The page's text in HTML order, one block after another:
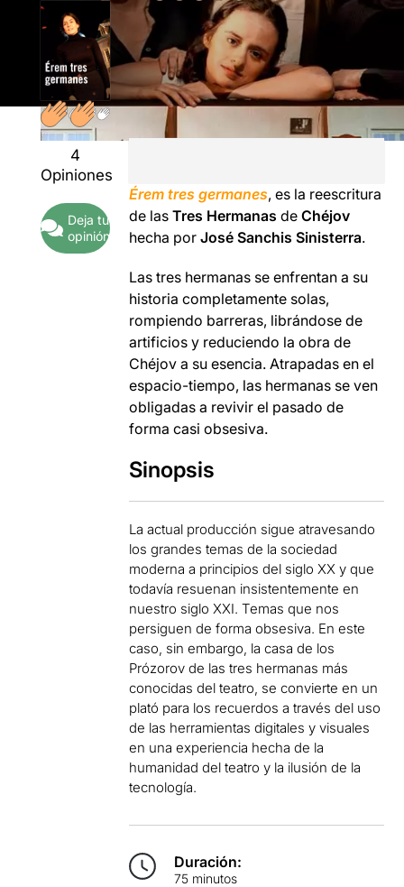
4
Opiniones
Deja tu
opinión
Érem tres germanes, es la reescritura
de lasTres Hermanas de Chéjov
hecha porJosé Sanchis Sinisterra.
Las tres hermanas se enfrentan a su
historia completamente solas,
rompiendo barreras, librándose de
artificios y reduciendo la obra de
Chéjov a su esencia. Atrapadas en el
espacio-tiempo, las hermanas se ven
obligadas a revivir el pasado de
forma casi obsesiva.
Sinopsis
La actual producción sigue atravesando
los grandes temas de la sociedad
moderna a principios del siglo XX y que
todavía resuenan insistentemente en
nuestro siglo XXI. Temas que nos
persiguen de forma obsesiva. En este
caso, sin embargo, la casa de los
Prózorov de las tres hermanas más
conocidas del teatro, se convierte en un
plató para los recuerdos a través del uso
de las herramientas digitales y visuales
en una experiencia hecha de la
humanidad del teatro y la ilusión de la
tecnología.
Duración:
75 minutos